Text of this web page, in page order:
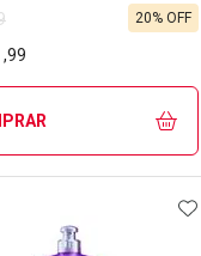
Desconto
sem Desconto
sem Desconto
,99
20% OFF
FAVORITOS